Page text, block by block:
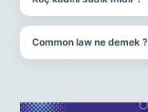
Common law ne demek ?